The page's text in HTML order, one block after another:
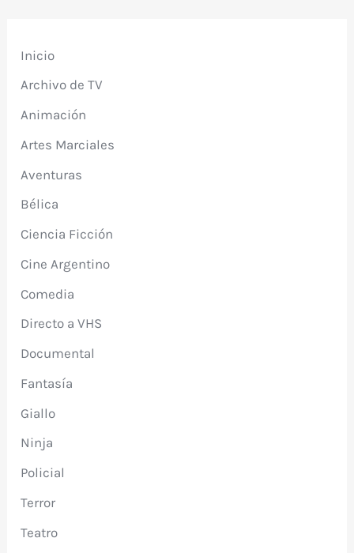
Inicio
Archivo de TV
Animación
Artes Marciales
Aventuras
Bélica
Ciencia Ficción
Cine Argentino
Comedia
Directo a VHS
Documental
Fantasía
Giallo
Ninja
Policial
Terror
Teatro